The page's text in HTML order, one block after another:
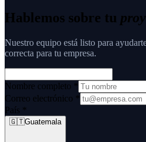
Hablemos sobre tu
Nuestro equipo está listo para
correcta para tu empresa.
Nombre completo *
Correo electrónico *
País *
🇬🇹Guatemala